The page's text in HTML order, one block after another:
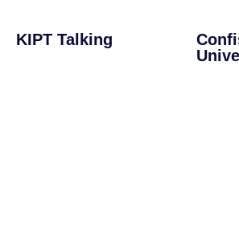
KIPT Talking